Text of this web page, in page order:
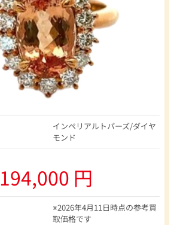
インペリアルトパーズ/ダイヤ
モンド
194,000 円
※2026年4月11日時点の参考買
取価格です